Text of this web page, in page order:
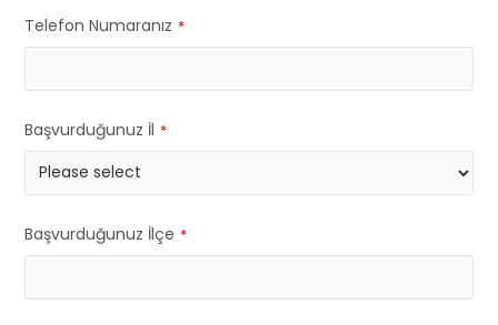
Telefon Numaranız *
Başvurduğunuz İl *
Başvurduğunuz İlçe *